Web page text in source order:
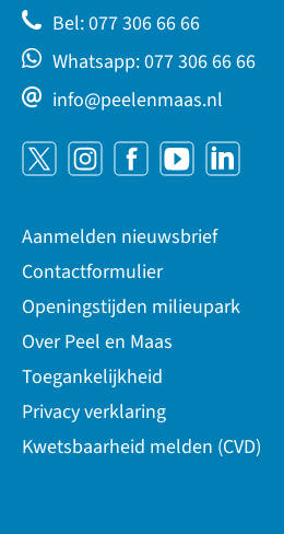
Bel: 077 306 66 66
Whatsapp: 077 306 66 66
info@peelenmaas.nl
Aanmelden nieuwsbrief
Contactformulier
Openingstijden milieupark
Over Peel en Maas
Toegankelijkheid
Privacy verklaring
Kwetsbaarheid melden (CVD)